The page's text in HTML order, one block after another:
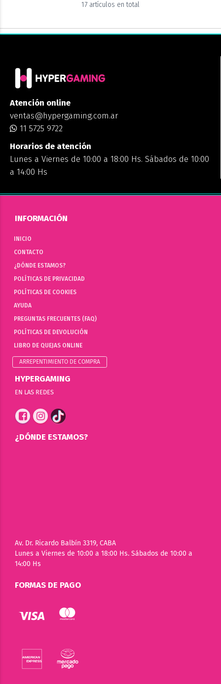
17 artículos en total
Atención online
ventas@hypergaming.com.ar
11 5725 9722
Horarios de atención
Lunes a Viernes de 10:00 a 18:00 Hs. Sábados de 10:00
a 14:00 Hs
INFORMACIÓN
INICIO
CONTACTO
¿DÓNDE ESTAMOS?
POLÍTICAS DE PRIVACIDAD
POLÍTICAS DE COOKIES
AYUDA
PREGUNTAS FRECUENTES (FAQ)
POLÍTICAS DE DEVOLUCIÓN
LIBRO DE QUEJAS ONLINE
ARREPENTIMIENTO DE COMPRA
HYPERGAMING
EN LAS REDES
¿DÓNDE ESTAMOS?
Av. Dr. Ricardo Balbín 3319, CABA
Lunes a Viernes de 10:00 a 18:00 Hs. Sábados de 10:00 a
14:00 Hs
FORMAS DE PAGO